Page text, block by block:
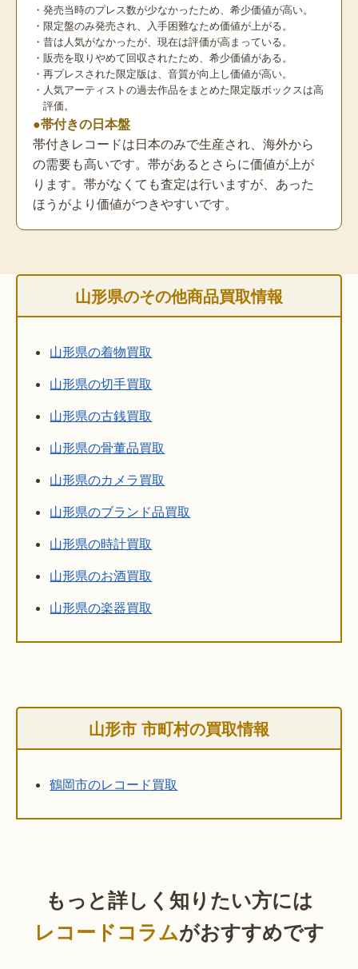
・発売当時のプレス数が少なかったため、希少価値が高い。
・限定盤のみ発売され、入手困難なため価値が上がる。
・昔は人気がなかったが、現在は評価が高まっている。
・販売を取りやめて回収されたため、希少価値がある。
・再プレスされた限定版は、音質が向上し価値が高い。
・人気アーティストの過去作品をまとめた限定版ボックスは高
評価。
●帯付きの日本盤
帯付きレコードは日本のみで生産され、海外から
の需要も高いです。帯があるとさらに価値が上が
ります。帯がなくても査定は行いますが、あった
ほうがより価値がつきやすいです。
山形県のその他商品買取情報
山形県の着物買取
山形県の切手買取
山形県の古銭買取
山形県の骨董品買取
山形県のカメラ買取
山形県のブランド品買取
山形県の時計買取
山形県のお酒買取
山形県の楽器買取
山形市 市町村の買取情報
鶴岡市のレコード買取
もっと詳しく知りたい方には
レコードコラムがおすすめです